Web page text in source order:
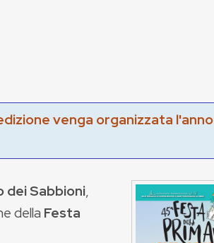
venga organizzata l'anno
dei Sabbioni,
della Festa